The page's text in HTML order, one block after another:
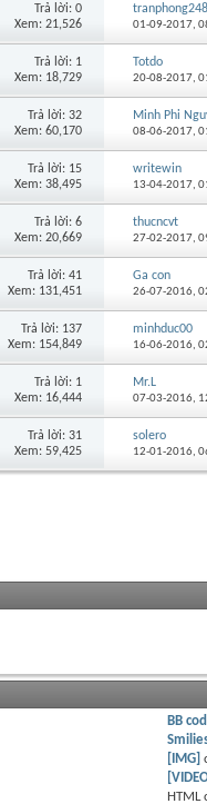
Trả lời: 0
Xem: 21,526
tranphong248
01-09-2017,
Trả lời: 1
Xem: 18,729
Totdo
20-08-2017,
Trả lời: 32
Xem: 60,170
Minh Phi
08-06-2017,
Trả lời: 15
Xem: 38,495
writewin
13-04-2017,
Trả lời: 6
Xem: 20,669
thucncvt
27-02-2017,
Trả lời: 41
Xem: 131,451
Ga con
26-07-2016,
Trả lời: 137
Xem: 154,849
minhduc00
16-06-2016,
Trả lời: 1
Xem: 16,444
Mr.L
07-03-2016,
Trả lời: 31
Xem: 59,425
solero
12-01-2016,
BB
[IMG]
HTML